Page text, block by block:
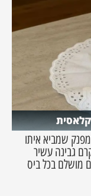
שמביא איתו
גבינה עשיר
מושלם בכל ביס